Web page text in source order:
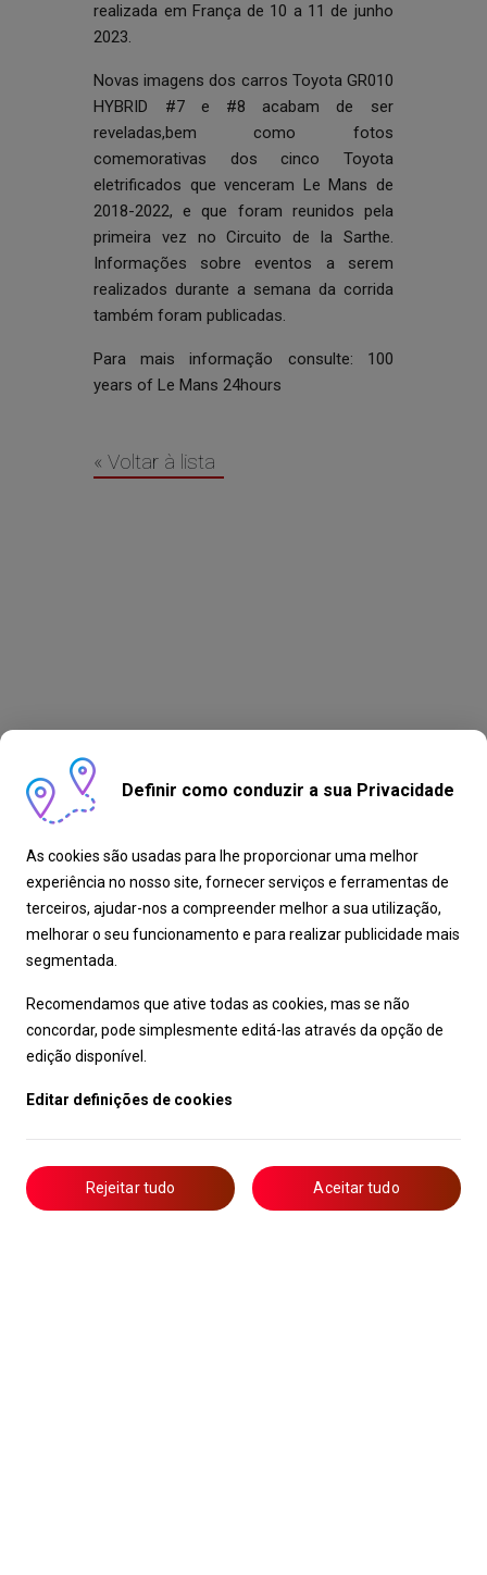
realizada em França de 10 a 11 de junho
2023.
Novas imagens dos carros Toyota GR010
HYBRID #7 e #8 acabam de ser
reveladas,bem como fotos
comemorativas dos cinco Toyota
eletrificados que venceram Le Mans de
2018-2022, e que foram reunidos pela
primeira vez no Circuito de la Sarthe.
Informações sobre eventos a serem
realizados durante a semana da corrida
também foram publicadas.
Para mais informação consulte: 100
years of Le Mans 24hours
« Voltar à lista
Definir como conduzir a sua Privacidade
As cookies são usadas para lhe proporcionar uma melhor
experiência no nosso site, fornecer serviços e ferramentas de
terceiros, ajudar-nos a compreender melhor a sua utilização,
melhorar o seu funcionamento e para realizar publicidade mais
segmentada.
Recomendamos que ative todas as cookies, mas se não
concordar, pode simplesmente editá-las através da opção de
edição disponível.
Editar definições de cookies
Rejeitar tudo Aceitar tudo